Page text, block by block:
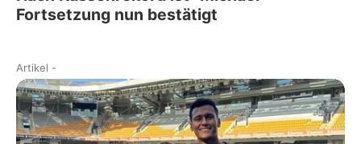
Fortsetzung nun bestätigt
Artikel -